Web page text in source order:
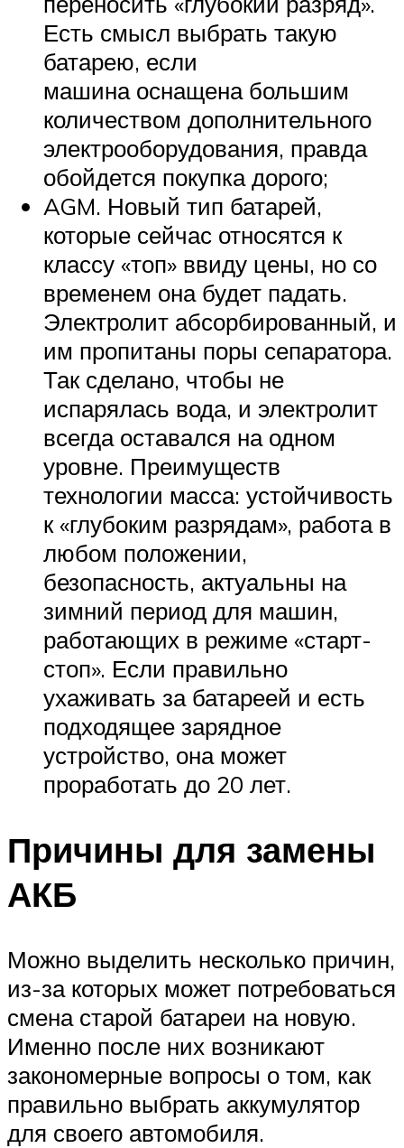
Есть смысл выбрать такую
батарею, если
машина оснащена большим
количеством дополнительного
электрооборудования, правда
обойдется покупка дорого;
AGM. Новый тип батарей,
которые сейчас относятся к
классу «топ» ввиду цены, но со
временем она будет падать.
Электролит абсорбированный, и
им пропитаны поры сепаратора.
Так сделано, чтобы не
испарялась вода, и электролит
всегда оставался на одном
уровне. Преимуществ
технологии масса: устойчивость
к «глубоким разрядам», работа в
любом положении,
безопасность, актуальны на
зимний период для машин,
работающих в режиме «старт-
стоп». Если правильно
ухаживать за батареей и есть
подходящее зарядное
устройство, она может
проработать до 20 лет.
Причины для замены
АКБ
Можно выделить несколько причин,
из-за которых может потребоваться
смена старой батареи на новую.
Именно после них возникают
закономерные вопросы о том, как
правильно выбрать аккумулятор
для своего автомобиля.